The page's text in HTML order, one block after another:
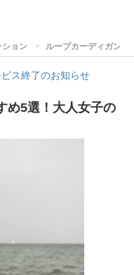
ション ループカーディガン人
ス終了のお知らせ
め5選！大人女子の